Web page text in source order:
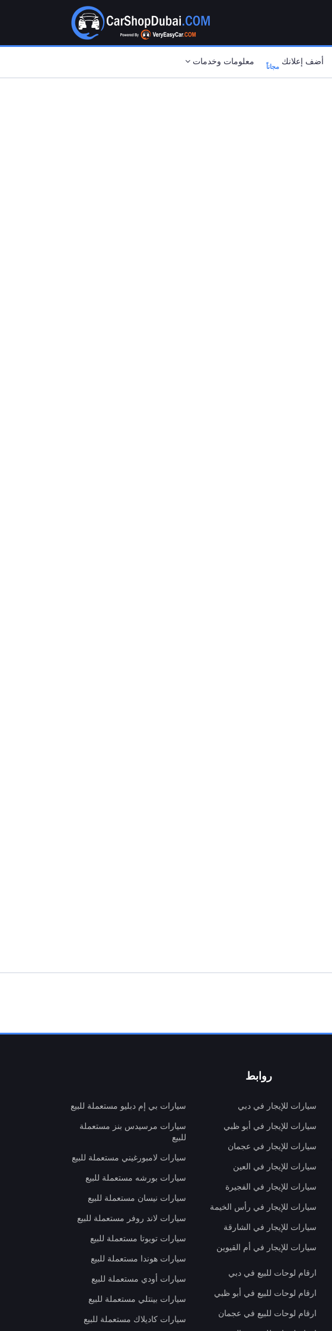
أضف إعلانك مجاناً معلومات وخدمات
روابط
سيارات للإيجار في دبي
سيارات للإيجار في أبو ظبي
سيارات للإيجار في عجمان
سيارات للإيجار في العين
سيارات للإيجار في الفجيرة
سيارات للإيجار في رأس الخيمة
سيارات للإيجار في الشارقة
سيارات للإيجار في أم القيوين
ارقام لوحات للبيع في دبي
ارقام لوحات للبيع في أبو ظبي
ارقام لوحات للبيع في عجمان
سيارات بي إم دبليو مستعملة للبيع
سيارات مرسيدس بنز مستعملة
للبيع
سيارات لامبورغيني مستعملة للبيع
سيارات بورشه مستعملة للبيع
سيارات نيسان مستعملة للبيع
سيارات لاند روفر مستعملة للبيع
سيارات تويوتا مستعملة للبيع
سيارات هوندا مستعملة للبيع
سيارات أودي مستعملة للبيع
سيارات بينتلي مستعملة للبيع
سيارات كاديلاك مستعملة للبيع